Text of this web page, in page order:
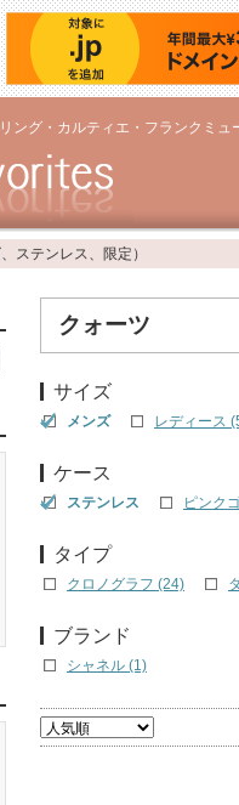
ング・カルティエ・フランクミ
ステンレス、限定）
クォーツ
サイズ
メンズ レディース
ケース
ステンレス ピンク
タイプ
クロノグラフ (24)
ブランド
シャネル (1)